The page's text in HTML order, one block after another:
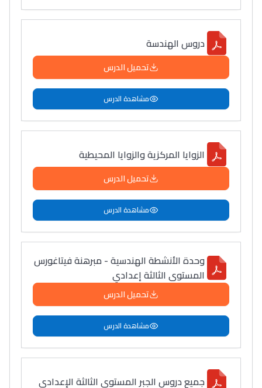
دروس الهندسة
تحميل الدرس
مشاهدة الدرس
الزوايا المركزية والزوايا المحيطية
تحميل الدرس
مشاهدة الدرس
وحدة الأنشطة الهندسية - مبرهنة فيتاغورس
المستوى الثالثة إعدادي
تحميل الدرس
مشاهدة الدرس
جميع دروس الجبر المستوى الثالثة الإعدادي